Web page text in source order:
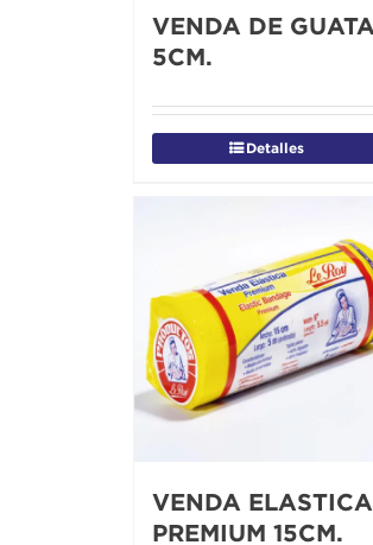
VENDA DE GUATA
5CM.
Detalles
VENDA ELASTICA
PREMIUM 15CM.